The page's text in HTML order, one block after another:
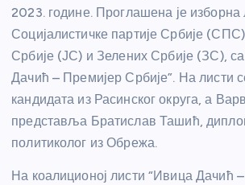
2023. године. Проглашена је изборна
Социјалистичке партије Србије
Србије (ЈС) и Зелених Србије (ЗС),
Дачић – Премијер Србије”. На листи
кандидата из Расинског округа, а
представља Братислав Ташић,
политиколог из Обрежа.
На коалиционој листи “Ивица Дачић